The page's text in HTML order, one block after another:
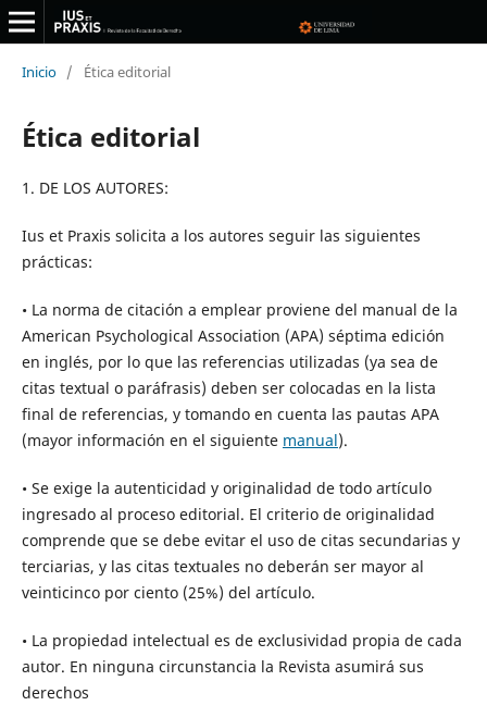
Inicio / Ética editorial
Ética editorial
1. DE LOS AUTORES:
Ius et Praxis solicita a los autores seguir las siguientes
prácticas:
• La norma de citación a emplear proviene del manual de la
American Psychological Association (APA) séptima edición
en inglés, por lo que las referencias utilizadas (ya sea de
citas textual o paráfrasis) deben ser colocadas en la lista
final de referencias, y tomando en cuenta las pautas APA
(mayor información en el siguiente manual).
• Se exige la autenticidad y originalidad de todo artículo
ingresado al proceso editorial. El criterio de originalidad
comprende que se debe evitar el uso de citas secundarias y
terciarias, y las citas textuales no deberán ser mayor al
veinticinco por ciento (25%) del artículo.
• La propiedad intelectual es de exclusividad propia de cada
autor. En ninguna circunstancia la Revista asumirá sus
derechos